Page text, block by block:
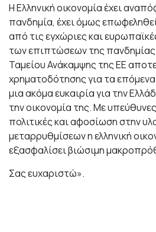
Η Ελληνική οικονομία έχει
πανδημία, έχει όμως
από τις εγχώριες και
των επιπτώσεων της
Ταμείου Ανάκαμψης της ΕΕ
χρηματοδότησης για τα επόμενα
μια ακόμα ευκαιρία για την
την οικονομία της. Με
πολιτικές και αφοσίωση στην
μεταρρυθμίσεων η ελληνική
εξασφαλίσει βιώσιμη
Σας ευχαριστώ».